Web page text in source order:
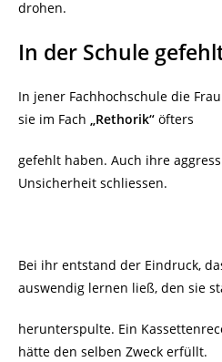
drohen.
In der Schule
In jener Fachhochschule die
sie im Fach „Rethorik“ öfters
gefehlt haben. Auch ihre
Unsicherheit schliessen.
Bei ihr entstand der Eindruck,
auswendig lernen ließ, den sie
herunterspulte. Ein
hätte den selben Zweck erfüllt.